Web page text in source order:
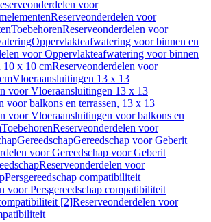
voor
Reserveonderdelen voor
ToebehorenReserveonderdelen voor
Oppervlakteafwatering voor binnen en
voor Oppervlakteafwatering voor binnen
10 x 10 cmReserveonderdelen voor
Vloeraansluitingen 13 x 13
voor Vloeraansluitingen 13 x 13
voor balkons en terrassen, 13 x 13
voor Vloeraansluitingen voor balkons en
ToebehorenReserveonderdelen voor
GereedschapGereedschap voor Geberit
voor Gereedschap voor Geberit
Reserveonderdelen voor
Persgereedschap compatibiliteit
voor Persgereedschap compatibiliteit
[2]Reserveonderdelen voor